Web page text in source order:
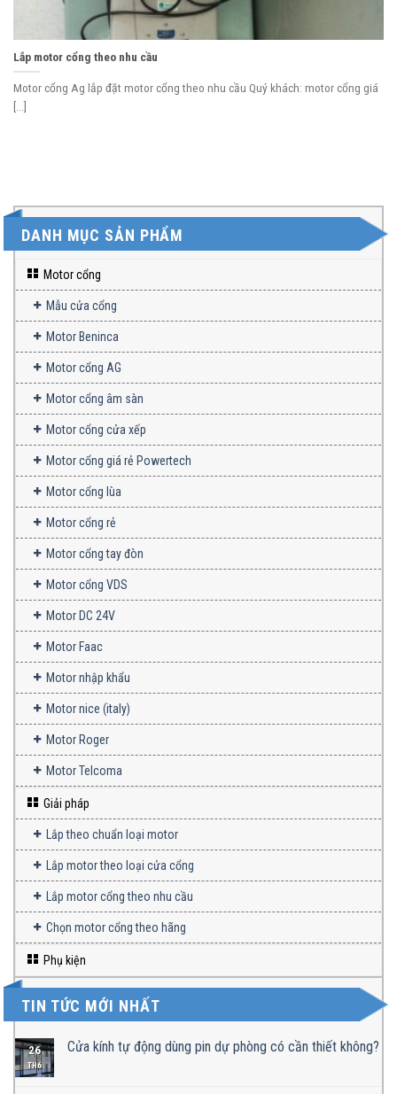
Lắp motor cổng theo nhu cầu
Motor cổng Ag lắp đặt motor cổng theo nhu cầu Quý khách: motor cổng giá
[...]
DANH MỤC SẢN PHẨM
Motor cổng
Mẫu cửa cổng
Motor Beninca
Motor cổng AG
Motor cổng âm sàn
Motor cổng cửa xếp
Motor cổng giá rẻ Powertech
Motor cổng lùa
Motor cổng rẻ
Motor cổng tay đòn
Motor cổng VDS
Motor DC 24V
Motor Faac
Motor nhập khẩu
Motor nice (italy)
Motor Roger
Motor Telcoma
Giải pháp
Lắp theo chuẩn loại motor
Lắp motor theo loại cửa cổng
Lắp motor cổng theo nhu cầu
Chọn motor cổng theo hãng
Phụ kiện
TIN TỨC MỚI NHẤT
26
TH6
Cửa kính tự động dùng pin dự phòng có cần thiết không?